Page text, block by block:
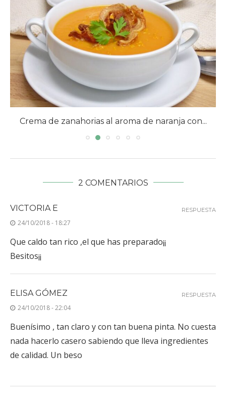
Crema de zanahorias al aroma de naranja con...
2 COMENTARIOS
VICTORIA E
24/10/2018 - 18:27
Que caldo tan rico ,el que has preparado¡¡
Besitos¡¡
RESPUESTA
ELISA GÓMEZ
24/10/2018 - 22:04
Buenísimo , tan claro y con tan buena pinta. No cuesta
nada hacerlo casero sabiendo que lleva ingredientes
de calidad. Un beso
RESPUESTA